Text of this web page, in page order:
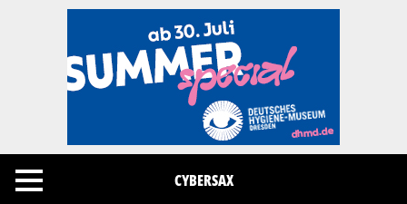
CYBERSAX
Cookies management panel